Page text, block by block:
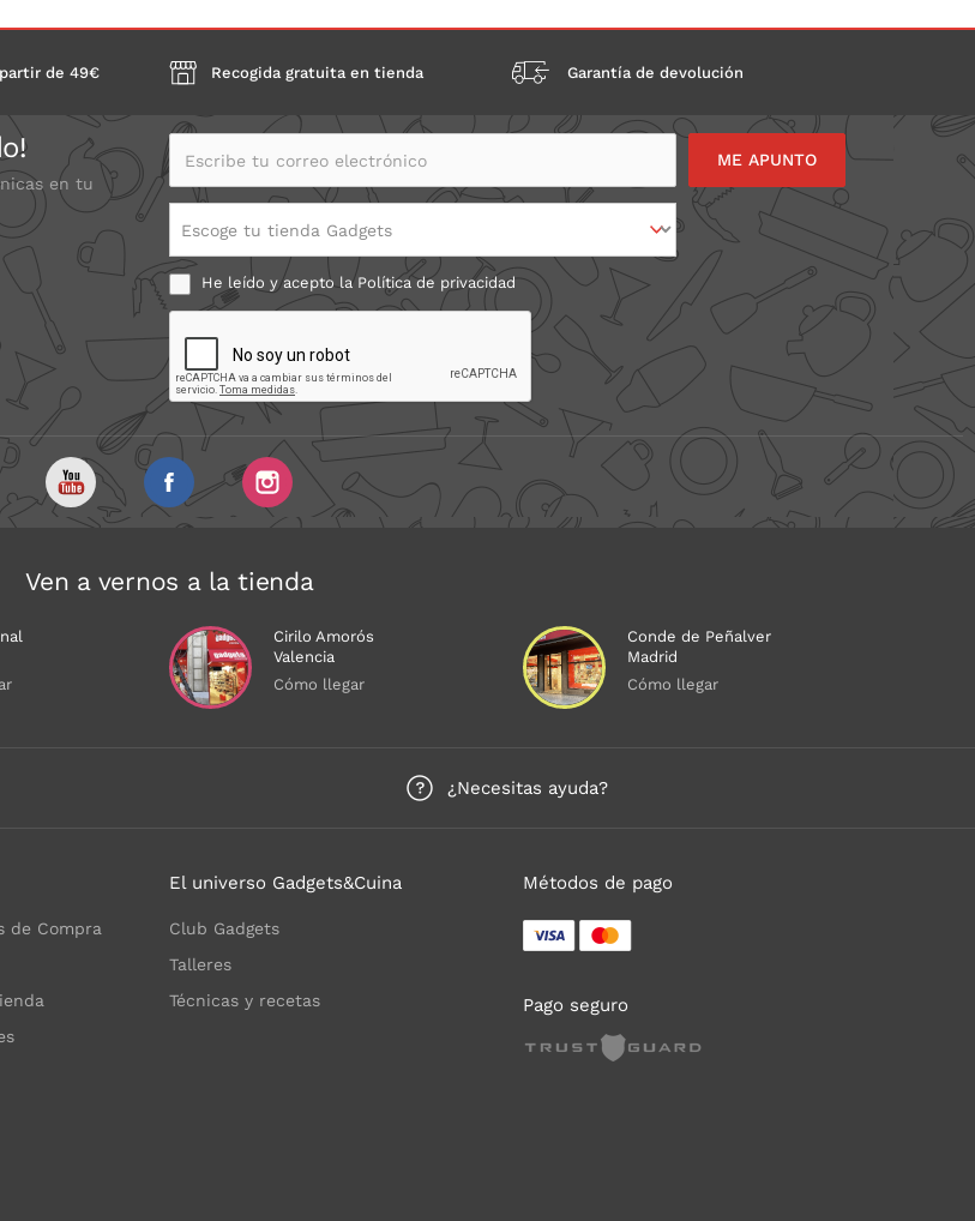
de 49€ Recogida gratuita en tienda Garantía de devolución
en tu
Escribe tu correo electrónico
Escoge tu tienda Gadgets
He leído y acepto la Política de privacidad
Ven a vernos a la tienda
Cirilo Amorós
Valencia
Cómo llegar
Conde de Peñalver
Madrid
Cómo llegar
¿Necesitas ayuda?
de Compra
El universo Gadgets&Cuina
Club Gadgets
Talleres
Técnicas y recetas
Métodos de pago
Pago seguro